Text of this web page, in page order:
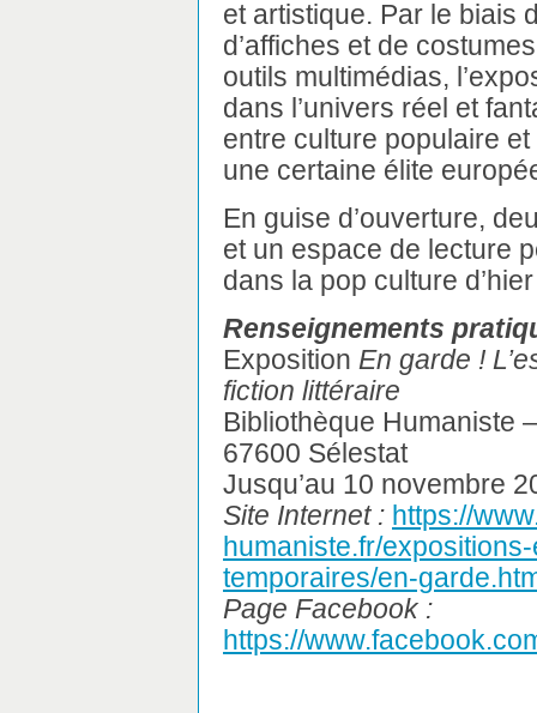
et artistique. Par le biais
d’affiches et de
outils multimédias,
dans l’univers réel et
entre culture populaire
une certaine élite
En guise d’ouverture,
et un espace de lecture
dans la pop culture d’hier
Renseignements
Exposition En garde !
fiction littéraire
Bibliothèque
67600 Sélestat
Jusqu’au 10 novembre
Site Internet : https://
humaniste.fr/
temporaires/en-
Page Facebook :
https://